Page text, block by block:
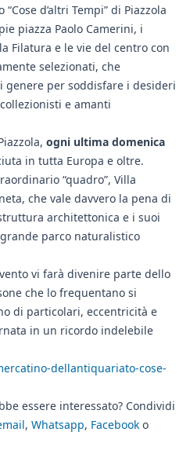
d’altri Tempi” di Piazzola
piazza Paolo Camerini, i
Filatura e le vie del centro con
selezionati, che
genere per soddisfare i desideri
e amanti
ogni ultima domenica
in tutta Europa e oltre.
“quadro”, Villa
che vale davvero la pena di
architettonica e i suoi
parco naturalistico
vi farà divenire parte dello
che lo frequentano si
di particolari, eccentricità e
in un ricordo indelebile
dellantiquariato-cose-
essere interessato? Condividi
, Whatsapp, Facebook o